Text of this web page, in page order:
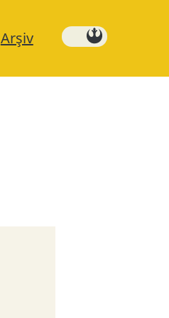
Arşiv